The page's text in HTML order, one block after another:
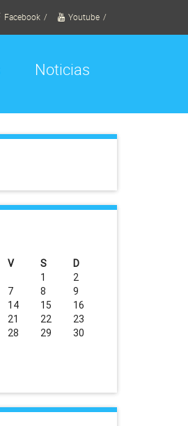
Facebook Youtube
Noticias
V S D
1
2
7 8
9
14 15
16
21 22
23
28 29
30